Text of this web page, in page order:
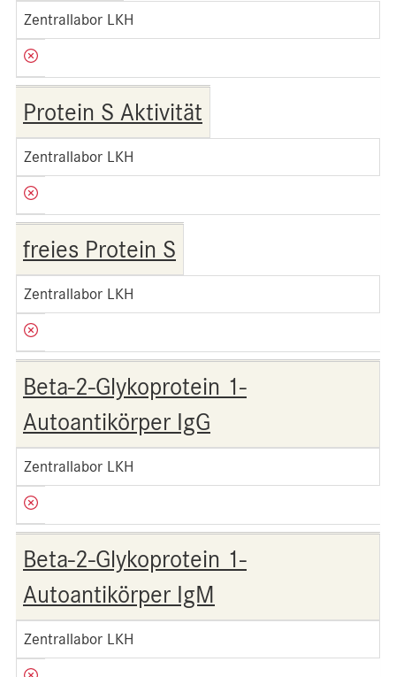
Zentrallabor LKH
Protein S Aktivität
Zentrallabor LKH
freies Protein S
Zentrallabor LKH
Beta-2-Glykoprotein 1-
Autoantikörper IgG
Zentrallabor LKH
Beta-2-Glykoprotein 1-
Autoantikörper IgM
Zentrallabor LKH